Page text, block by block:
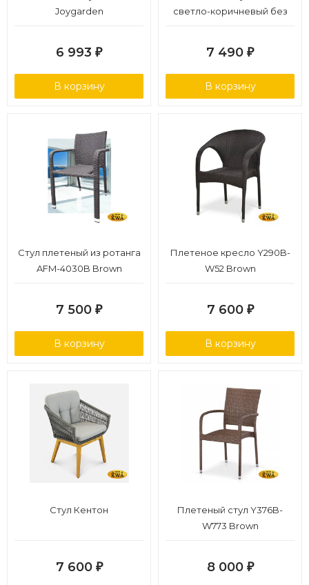
Joygarden
6 993 ₽
В корзину
светло-коричневый без
7 490 ₽
В корзину
Стул плетеный из ротанга
AFM-4030B Brown
7 500 ₽
В корзину
Плетеное кресло Y290B-
W52 Brown
7 600 ₽
В корзину
Стул Кентон
7 600 ₽
Плетеный стул Y376B-
W773 Brown
8 000 ₽